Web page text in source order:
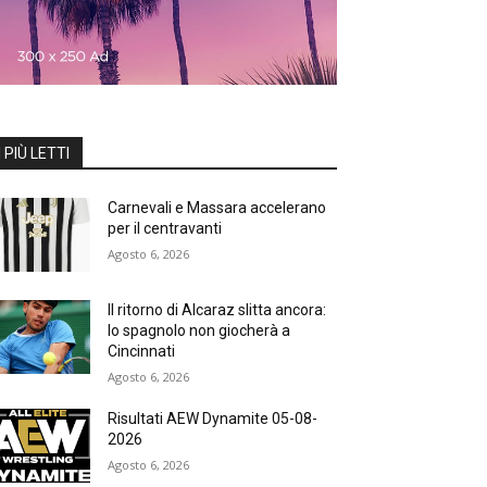
PIÙ LETTI
Carnevali e Massara accelerano
per il centravanti
Agosto 6, 2026
Il ritorno di Alcaraz slitta ancora:
lo spagnolo non giocherà a
Cincinnati
Agosto 6, 2026
Risultati AEW Dynamite 05-08-
2026
Agosto 6, 2026